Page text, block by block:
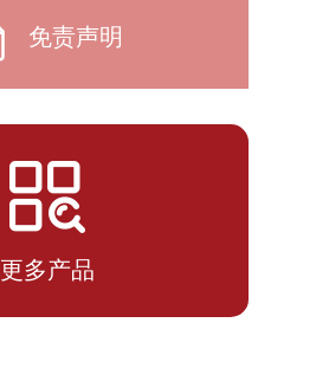
1.3350
1.3638
免责声明
更多产品